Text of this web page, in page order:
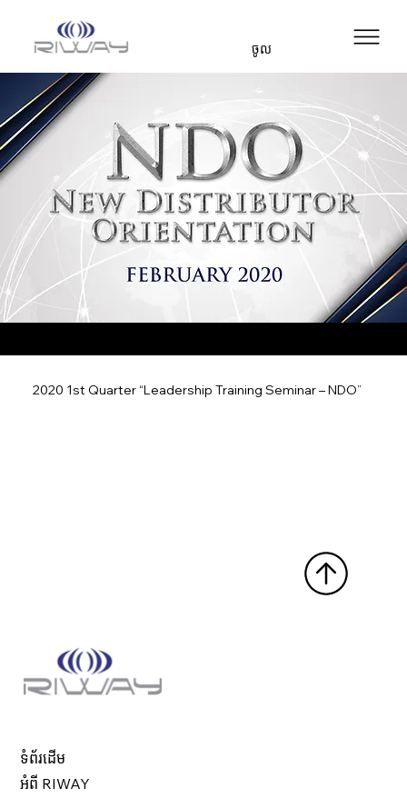
ចូល
2020 1st Quarter “Leadership Training Seminar – NDO”
ទំព័រដើម
អំពី RIWAY